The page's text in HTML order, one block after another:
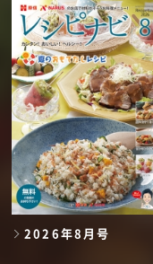
2026年8月号